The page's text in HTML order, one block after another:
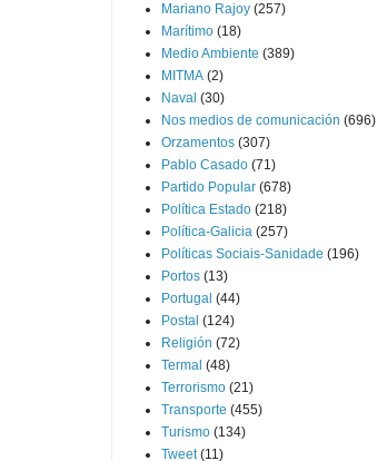
Mariano Rajoy (257)
Marítimo (18)
Medio Ambiente (389)
MITMA (2)
Naval (30)
Nos medios de comunicación (696)
Orzamentos (307)
Pablo Casado (71)
Partido Popular (678)
Política Estado (218)
Política-Galicia (257)
Políticas Sociais-Sanidade (196)
Portos (13)
Portugal (44)
Postal (124)
Religión (72)
Termal (48)
Terrorismo (21)
Transporte (455)
Turismo (134)
Tweet (11)